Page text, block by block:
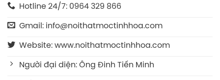
Hotline 24/7: 0964 329 866
Gmail: info@noithatmoctinhhoa.com
Website: www.noithatmoctinhhoa.com
Người đại diện: Ông Đinh Tiến Minh